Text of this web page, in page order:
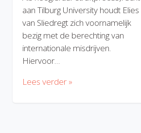
aan Tilburg University houdt Elies
van Sliedregt zich voornamelijk
bezig met de berechting van
internationale misdrijven.
Hiervoor…
Lees verder »